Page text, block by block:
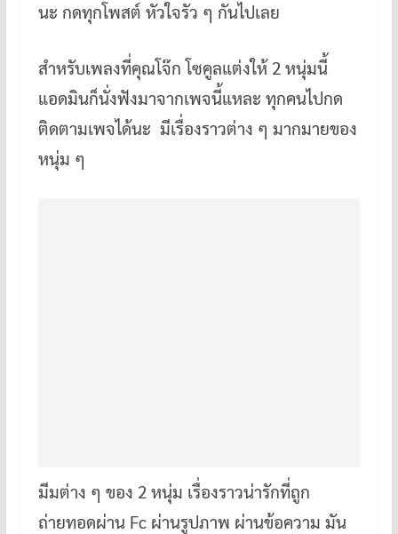
นะ กดทุกโพสต์ หัวใจรัว ๆ กันไปเลย
สำหรับเพลงที่คุณโจ๊ก โซคูลแต่งให้ 2 หนุ่มนี้
แอดมินก็นั่งฟังมาจากเพจนี้แหละ ทุกคนไปกด
ติดตามเพจได้นะ มีเรื่องราวต่าง ๆ มากมายของ
หนุ่ม ๆ
มีมต่าง ๆ ของ 2 หนุ่ม เรื่องราวน่ารักที่ถูก
ถ่ายทอดผ่าน Fc ผ่านรูปภาพ ผ่านข้อความ มัน